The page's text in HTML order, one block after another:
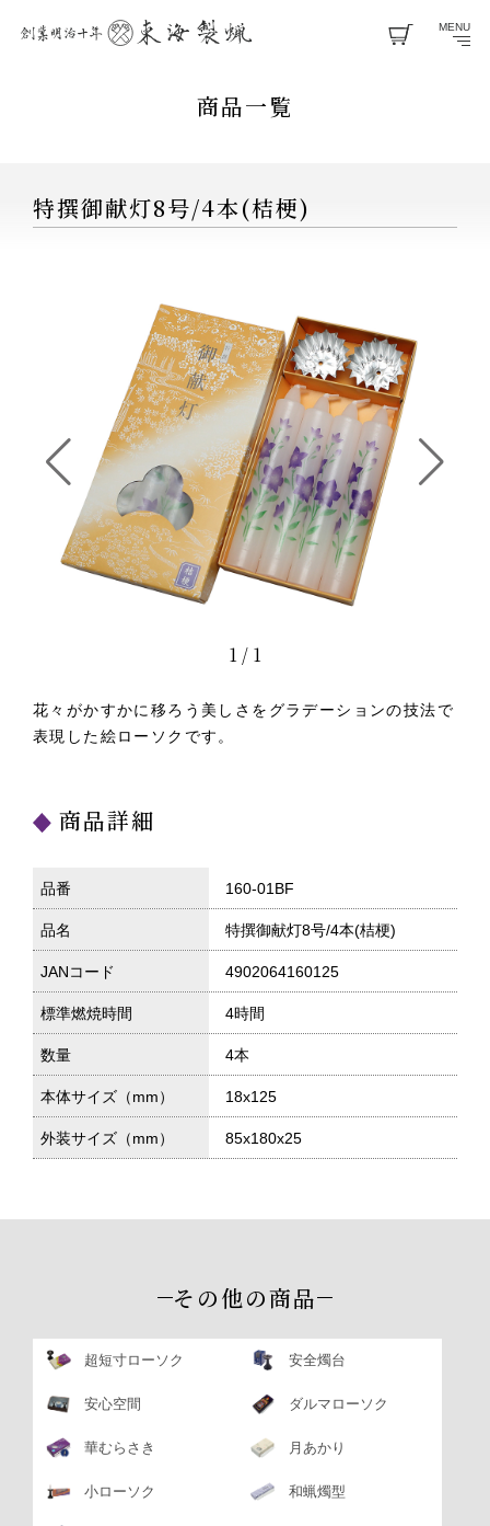
MENU
商品一覧
特撰御献灯8号/4本(桔梗)
1 / 1
花々がかすかに移ろう美しさをグラデーションの技法で
表現した絵ローソクです。
商品詳細
品番 160-01BF
品名 特撰御献灯8号/4本(桔梗)
JANコード 4902064160125
標準燃焼時間 4時間
数量 4本
本体サイズ（mm） 18x125
外装サイズ（mm） 85x180x25
その他の商品
超短寸ローソク 安全燭台
安心空間 ダルマローソク
華むらさき 月あかり
小ローソク 和蝋燭型